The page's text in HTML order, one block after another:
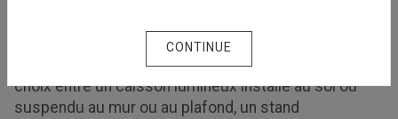
Nos caissons lumineux, fixes ou portables, sont
disponibles dans différents formats. Faites votre
choix entre un caisson lumineux installé au sol ou
suspendu au mur ou au plafond, un stand
CONTINUE